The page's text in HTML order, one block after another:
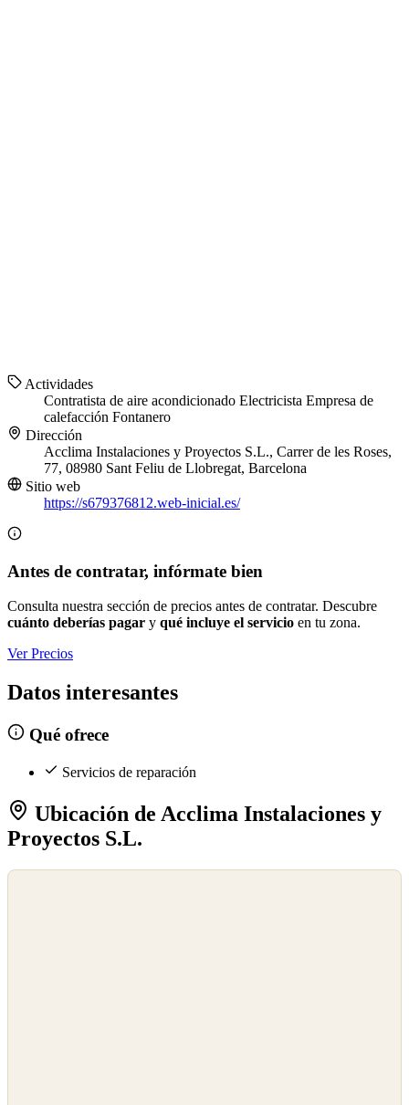
Actividades
Contratista de aire acondicionado Electricista Empresa de
calefacción Fontanero
Dirección
Acclima Instalaciones y Proyectos S.L., Carrer de les Roses,
77, 08980 Sant Feliu de Llobregat, Barcelona
Sitio web
https://s679376812.web-inicial.es/
Antes de contratar, infórmate bien
Consulta nuestra sección de precios antes de contratar. Descubre
cuánto deberías pagar y qué incluye el servicio en tu zona.
Ver Precios
Datos interesantes
Qué ofrece
Servicios de reparación
Ubicación de Acclima Instalaciones y
Proyectos S.L.